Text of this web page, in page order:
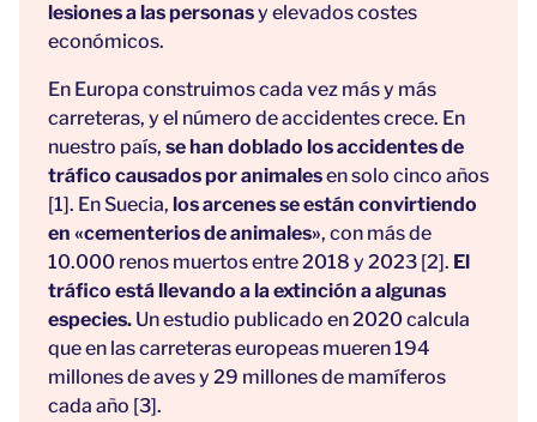
lesiones a las personasy elevados costes
económicos.
En Europa construimos cada vez más y más
carreteras, y el número de accidentes crece. En
nuestro país, se han doblado los accidentes de
tráfico causados por animalesen solo cinco años
[1]. En Suecia, los arcenes se están convirtiendo
en «cementerios de animales», con más de
10.000 renos muertos entre 2018 y 2023 [2]. El
tráfico está llevando a la extinción a algunas
especies. Un estudio publicado en 2020 calcula
que en las carreteras europeas mueren 194
millones de aves y 29 millones de mamíferos
cada año [3].